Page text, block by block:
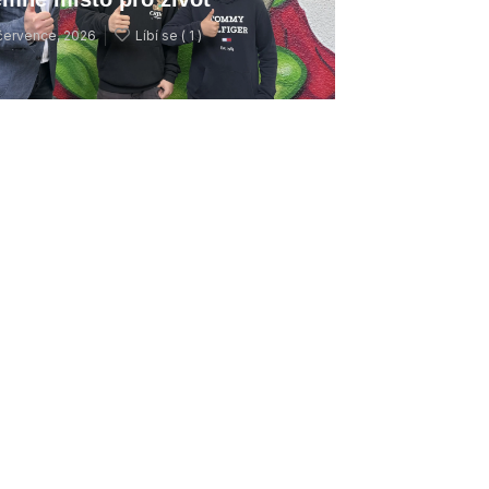
2026 Líbí se ( 1 )